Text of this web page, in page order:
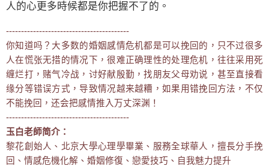
人的心更多時候都是你把握不了的。
-----------------------------------------
你知道吗？大多数的婚姻感情危机都是可以挽回的，只不过很多
人在慌张无措的情况下，很难正确理性的处理危机，往往采用死
缠烂打，赌气冷战，讨好献殷勤，找朋友父母劝说，甚至直接看
缘分等错误方式，导致情况越来越糟，如果用错挽回方法，不仅
不能挽回，还会把感情推入万丈深渊！
-----------------------------------------
玉白老師简介：
黎花創始人、北京大學心理學畢業、服務全球華人，擅長分手挽
回、情感危機化解、婚姻修復、戀愛技巧、自我魅力提升